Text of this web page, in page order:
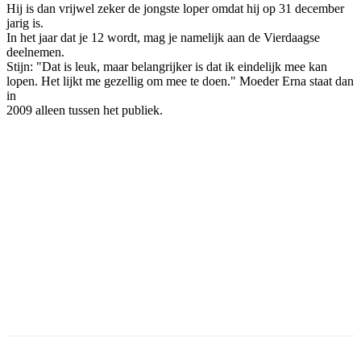
Hij is dan vrijwel zeker de jongste loper omdat hij op 31 december
jarig is.
In het jaar dat je 12 wordt, mag je namelijk aan de Vierdaagse
deelnemen.
Stijn: "Dat is leuk, maar belangrijker is dat ik eindelijk mee kan
lopen. Het lijkt me gezellig om mee te doen." Moeder Erna staat dan
in
2009 alleen tussen het publiek.